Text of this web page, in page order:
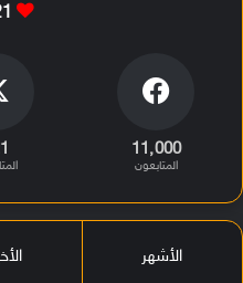
11٬000
المتابعون
الأشهر